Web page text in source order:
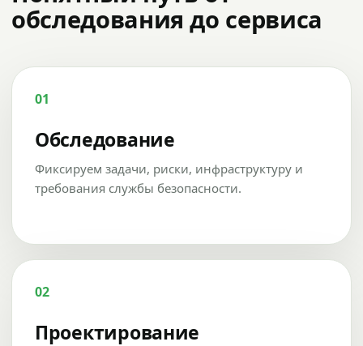
обследования до сервиса
01
Обследование
Фиксируем задачи, риски, инфраструктуру и
требования службы безопасности.
02
Проектирование